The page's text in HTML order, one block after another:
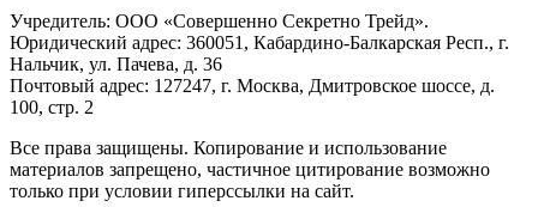
Учредитель: ООО «Совершенно Секретно Трейд».
Юридический адрес: 360051, Кабардино-Балкарская Респ., г.
Нальчик, ул. Пачева, д. 36
Почтовый адрес: 127247, г. Москва, Дмитровское шоссе, д.
100, стр. 2
Все права защищены. Копирование и использование
материалов запрещено, частичное цитирование возможно
только при условии гиперссылки на сайт.